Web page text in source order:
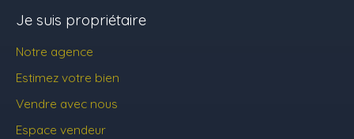
Je suis propriétaire
Notre agence
Estimez votre bien
Vendre avec nous
Espace vendeur